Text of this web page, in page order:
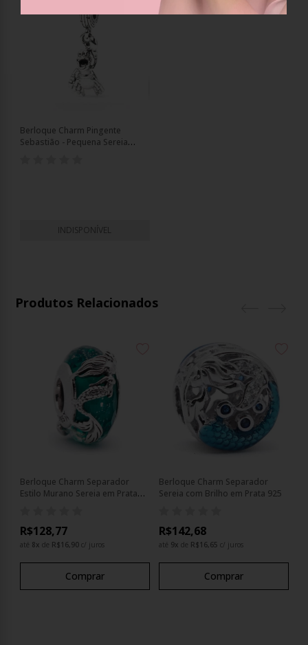
Berloque Charm Pingente
Sebastião - Pequena Sereia
INDISPONÍVEL
Produtos Relacionados
Berloque Charm Separador
Estilo Murano Sereia em Prata
R$128,77
até 8x de R$16,90c/ juros
Comprar
Berloque Charm Separador
Sereia com Brilho em Prata 925
R$142,68
até 9x de R$16,65 c/ juros
Comprar